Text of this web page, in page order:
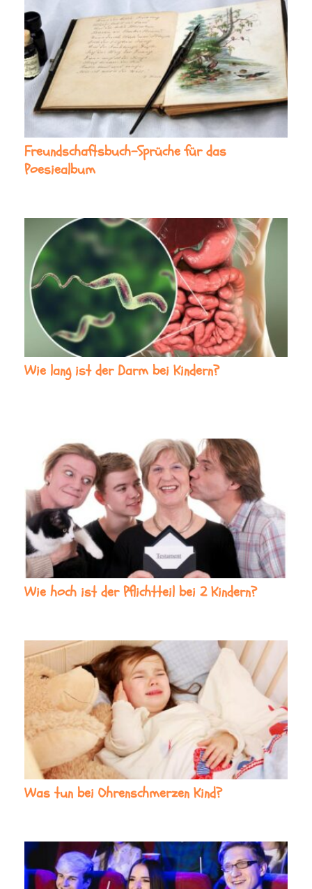
Freundschaftsbuch-Sprüche für das
Poesiealbum
Wie lang ist der Darm bei Kindern?
Wie hoch ist der Pflichtteil bei 2 Kindern?
Was tun bei Ohrenschmerzen Kind?